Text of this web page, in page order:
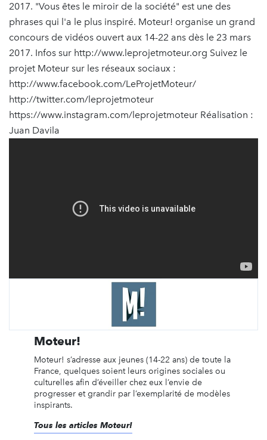
2017. "Vous êtes le miroir de la société" est une des
phrases qui l'a le plus inspiré. Moteur! organise un grand
concours de vidéos ouvert aux 14-22 ans dès le 23 mars
2017. Infos sur http://www.leprojetmoteur.org Suivez le
projet Moteur sur les réseaux sociaux :
http://www.facebook.com/LeProjetMoteur/
http://twitter.com/leprojetmoteur
https://www.instagram.com/leprojetmoteur Réalisation :
Juan Davila
Moteur!
Moteur! s’adresse aux jeunes (14-22 ans) de toute la
France, quelques soient leurs origines sociales ou
culturelles afin d’éveiller chez eux l’envie de
progresser et grandir par l’exemplarité de modèles
inspirants.
Tous les articles Moteur!